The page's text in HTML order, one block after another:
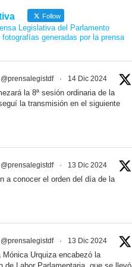
Follow
Legislativa del Parlamento
generadas por la prensa
@prensalegistdf · 14 Dic 2024
la 8ª sesión ordinaria de la
la transmisión en el siguiente
@prensalegistdf · 13 Dic 2024
a conocer el orden del día de la
@prensalegistdf · 13 Dic 2024
Mónica Urquiza encabezó la